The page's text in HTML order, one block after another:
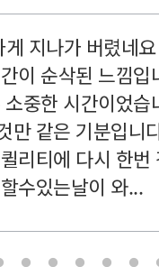
지나가 버렸네
이 순삭된 느낌
중한 시간이었
만 같은 기분입니
리티에 다시 한
수있는날이 와...